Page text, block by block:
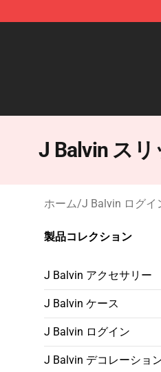
J Balvin Store - Official
J Balvin スリ
ホーム/J Balvin ログイ
製品コレクション
J Balvin アクセサリー
J Balvin ケース
J Balvin ログイン
J Balvin デコレーショ